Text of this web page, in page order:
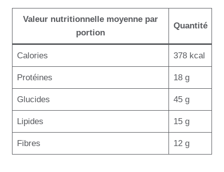
Valeur nutritionnelle moyenne par
portion
Quantité
Calories 378 kcal
Protéines 18 g
Glucides 45 g
Lipides 15 g
Fibres 12 g